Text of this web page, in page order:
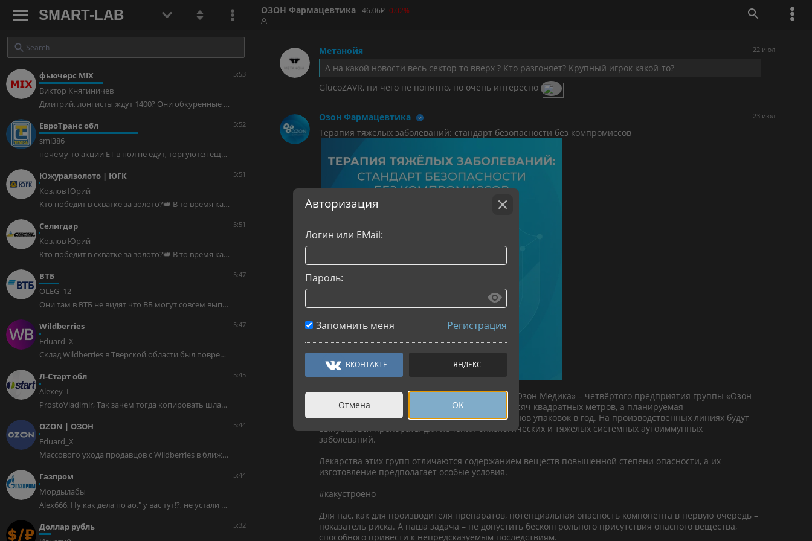
SMART-LAB ОЗОН Фармацевтика 46.06₽-0.02%
фьючерс MIX
Виктор Княгиничев
Дмитрий, лонгисты ждут 1400? Они обкуренные или садомазохисты?
5:53
ЕвроТранс обл
sml386
почему-то акции ЕТ в пол не едут, торгуются ещё на приемлемом уровне… странно, нет?
5:52
Южуралзолото | ЮГК
Козлов Юрий
Кто победит в схватке за золото?👑 В то время как фондовый рынок штормит от геополитики и туманных перспектив по ключевой ставке, золото вновь напоминает о себе как о главном защитном активе, а спрос на него во 2 кв. 2026 года достиг рекордной отметки в 1269 тонн. Но увидим ли мы новую волну роста котировок прямо сейчас, или нас ждёт боковик? Давайте разбираться. 📈 По данным Всемирного золотого совета, с апреля по июнь мировые ЦБ скупили 289 тонн золота, что на +62% больше, чем годом ранее. Судя по всему, они использовали коррекцию цен как отличную возможность пополнить свои закрома: Фактически именно регуляторы сейчас обеспечивают фундаментальную поддержку цене на золото в районе $4000 за унцию. В последние годы мы привыкли следить за Китаем, который методично сокращает долю американской валюты в своих резервах, но теперь к нему присоединились Польша с Узбекистаном, которые тоже агрессивно скупают #золото. На этом фоне Турция выглядит белой вороной — турки наоборот вынуждены сейчас распродавать золотые резервы, чтобы спасти лиру от обесценивания из-за хронического дефицита платёжного баланса.Авто-репост. Читать в блоге >>>
5:51
Селигдар
Козлов Юрий
Кто победит в схватке за золото?👑 В то время как фондовый рынок штормит от геополитики и туманных перспектив по ключевой ставке, золото вновь напоминает о себе как о главном защитном активе, а спрос на него во 2 кв. 2026 года достиг рекордной отметки в 1269 тонн. Но увидим ли мы новую волну роста котировок прямо сейчас, или нас ждёт боковик? Давайте разбираться. 📈 По данным Всемирного золотого совета, с апреля по июнь мировые ЦБ скупили 289 тонн золота, что на +62% больше, чем годом ранее. Судя по всему, они использовали коррекцию цен как отличную возможность пополнить свои закрома: Фактически именно регуляторы сейчас обеспечивают фундаментальную поддержку цене на золото в районе $4000 за унцию. В последние годы мы привыкли следить за Китаем, который методично сокращает долю американской валюты в своих резервах, но теперь к нему присоединились Польша с Узбекистаном, которые тоже агрессивно скупают #золото. На этом фоне Турция выглядит белой вороной — турки наоборот вынуждены сейчас распродавать золотые резервы, чтобы спасти лиру от обесценивания из-за хронического дефицита платёжного баланса.Авто-репост. Читать в блоге >>>
5:51
ВТБ
OLEG_12
Они там в ВТБ не видят что ВБ могут совсем выпилить такими темпами за пару месяцев. Зачем заходить в их банк, который без самого ВБ может перестать существовать? Как бы от этого якорного инвестора один только якорь не остался... Или я что-то не понимаю в этих якорных инвесторах? Не похоже это пока на допэмиссию, как они сказали: «не размывающую, а создающую стоимость...»! Акции больше стоить не стали!
5:47
Wildberries
Eduard_X
Склад Wildberries в Тверской области был поврежден при атаке БПЛАОбъект Wildberries в Тверской области получил повреждения при ночной атаке беспилотников на регион. Об этом сообщил глава региона Виталий Королев. Источник: www.kommersant.ru/doc/8863643?from=doc_lkАвто-репост. Читать в блоге >>>
5:47
Л-Старт обл
Alexey_L
ProstoVladimir, Так зачем тогда копировать шлак евротранса в эту ветку? Если слабый и закрылся в ноль при передержке облиг л-старта, то тебе нечего делать в вдо. Иди щеки дуй в ААА
5:45
OZON | ОЗОН
Eduard_X
Массового ухода продавцов с Wildberries в ближайшее время не ожидается, несмотря на убытки после атак БПЛА и задержки компенсаций — ForbesНесмотря на убытки после атак БПЛА и задержки компенсаций, массового ухода продавцов с Wildberries не ожидается. Площадка обеспечивает значительную часть продаж, а быстро вывести остатки и закрыть кабинет многим селлерам сложно.Потери продавцов предварительно оцениваются в 355–436 млрд руб., число пострадавших — в несколько сотен тысяч. При этом часть предпринимателей до сих пор не располагает полной информацией о сохранности товаров.По результатам опроса 986 селлеров, 67,7% уже используют другие каналы или задумались о диверсификации после атак. В качестве альтернативы 72,4% рассматривают Ozon, 41,9% — собственный интернет-магазин, 37,9% — другие маркетплейсы.Продавцы переходят на гибридную модель: востребованные товары оставляют на Wildberries, дорогую продукцию перемещают на сторонние или собственные склады, а часть заказов выполняют самостоятельно. За последние две недели число обращений в СДЭК за услугами фулфилмента выросло на 215%, количество подключившихся предпринимателей — на 186%.Авто-репост. Читать в блоге >>>
5:44
Газпром
Мордылабы
Alex666, Ну как дела по ао," у вас тут!?, не устали ещё, затащили вас под шkонку 100% похоже ещё не скоро поднимитесь
5:44
Доллар рубль
5:32
Метанойя
А на какой новости весь сектор то вверх ? Кто разгоняет? Крупный игрок какой-то?
GlucoZAVR, ни чего не понятно, но очень интересно
22 июл
Озон Фармацевтика
Терапия тяжёлых заболеваний: стандарт безопасности без компромиссов
К концу 2026 года завершится строительство «Озон Медика» – четвёртого предприятия группы «Озон
Фармацевтика». Его площадь составляет 25 тысяч квадратных метров, а планируемая
производственная мощность – около 9 миллионов упаковок в год. На производственных линиях будут
выпускаться препараты для лечения онкологических и тяжёлых системных аутоиммунных
заболеваний.
Лекарства этих групп отличаются содержанием веществ повышенной степени опасности, а их
изготовление предполагает особые условия.
#какустроено
Для нас, как для производителя препаратов, потенциальная опасность компонента в первую очередь –
показатель риска. А наша задача – не допустить бесконтрольного присутствия опасного вещества,
способного привести к непредсказуемым последствиям.
23 июл
Авторизация
Логин или EMail:
Пароль:
Регистрация
Запомнить меня
ВКОНТАКТЕ ЯНДЕКС
Отмена OK